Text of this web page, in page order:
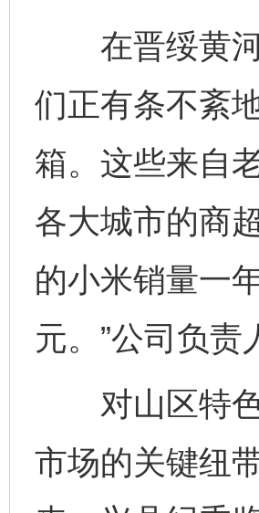
在晋绥黄河
们正有条不紊
箱。这些来自
各大城市的商
的小米销量一
元。”公司负
对山区特色
市场的关键纽